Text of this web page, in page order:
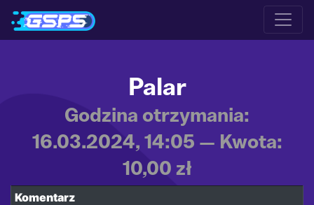
Palar
Godzina otrzymania:
16.03.2024, 14:05 — Kwota:
10,00 zł
Komentarz